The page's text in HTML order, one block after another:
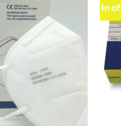
alla lista
dei
desideri
In